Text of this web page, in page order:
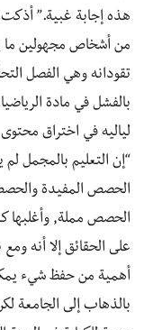
هذه إجابة غبية.” أذكت
من أشخاص مجهولين ما
تقودانه وهي الفصل
بالفشل في مادة
لياليه في اختراق
“إن التعليم بالمجمل
الحصص المفيدة
الحصص مملة, وأغلبها
على الحقائق إلا أنه ومع
أهمية من حفظ شيء
بالذهاب إلى الجامعة